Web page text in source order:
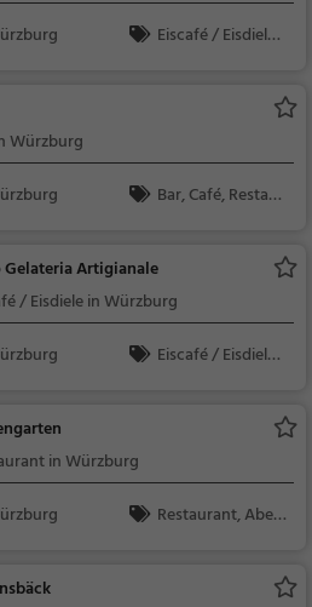
Eiscafé / Eisdiele,
Kuchen, Frühstück, G
ebäck / Teigwaren, S
Würzburg
Bar, Café, Restaur
Kuchen, Frühstück, G
ebäck / Teigwaren, Br
ittagessen
Gelateria Artigianale
/ Eisdiele in Würzburg
Eiscafé / Eisdiele,
in Würzburg
Restaurant, Aben